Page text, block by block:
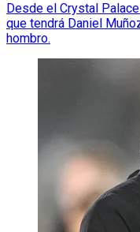
Desde el Crystal
que tendrá Daniel
hombro.